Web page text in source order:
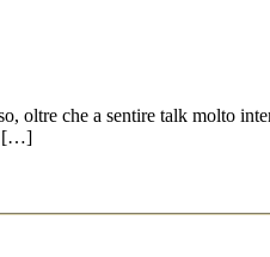
oltre che a sentire talk molto
[…]